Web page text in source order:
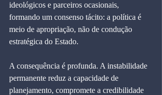
ideológicos e parceiros ocasionais,
formando um consenso tácito: a política é
meio de apropriação, não de condução
estratégica do Estado.
A consequência é profunda. A instabilidade
permanente reduz a capacidade de
planejamento, compromete a credibilidade